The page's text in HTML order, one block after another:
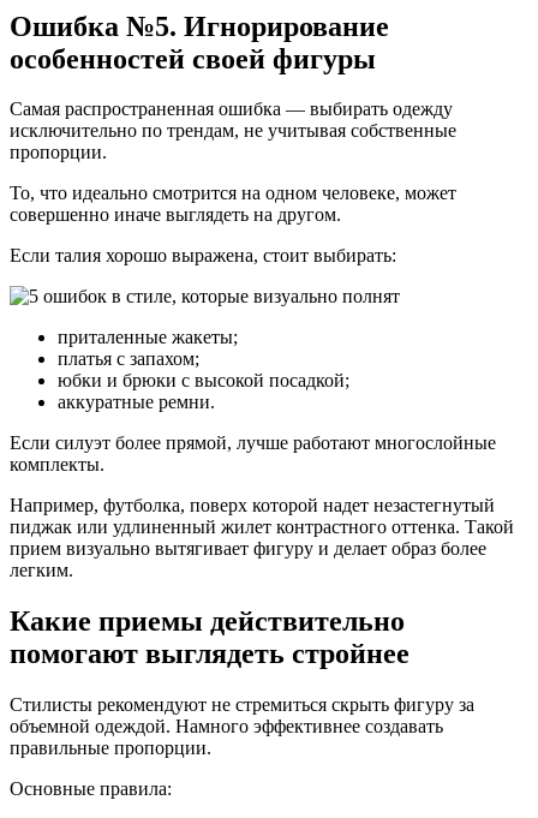
Ошибка №5. Игнорирование
особенностей своей фигуры
Самая распространенная ошибка — выбирать одежду
исключительно по трендам, не учитывая собственные
пропорции.
То, что идеально смотрится на одном человеке, может
совершенно иначе выглядеть на другом.
Если талия хорошо выражена, стоит выбирать:
приталенные жакеты;
платья с запахом;
юбки и брюки с высокой посадкой;
аккуратные ремни.
Если силуэт более прямой, лучше работают многослойные
комплекты.
Например, футболка, поверх которой надет незастегнутый
пиджак или удлиненный жилет контрастного оттенка. Такой
прием визуально вытягивает фигуру и делает образ более
легким.
Какие приемы действительно
помогают выглядеть стройнее
Стилисты рекомендуют не стремиться скрыть фигуру за
объемной одеждой. Намного эффективнее создавать
правильные пропорции.
Основные правила: